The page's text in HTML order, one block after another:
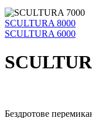
SCULTURA 8000
SCULTURA 6000
Бездротове